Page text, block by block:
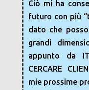
Ciò mi ha
futuro con più
dato che
grandi
appunto da
CERCARE
mie prossime